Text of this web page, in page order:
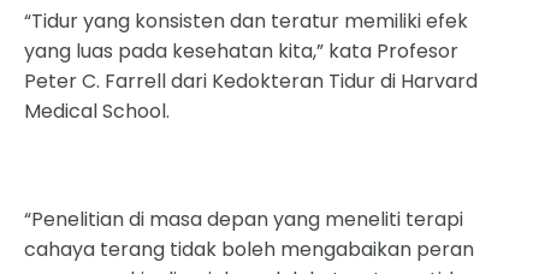
“Tidur yang konsisten dan teratur memiliki efek
yang luas pada kesehatan kita,” kata Profesor
Peter C. Farrell dari Kedokteran Tidur di Harvard
Medical School.
“Penelitian di masa depan yang meneliti terapi
cahaya terang tidak boleh mengabaikan peran